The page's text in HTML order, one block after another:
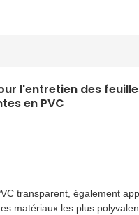
l'entretien des
en PVC
transparent, également
matériaux les plus